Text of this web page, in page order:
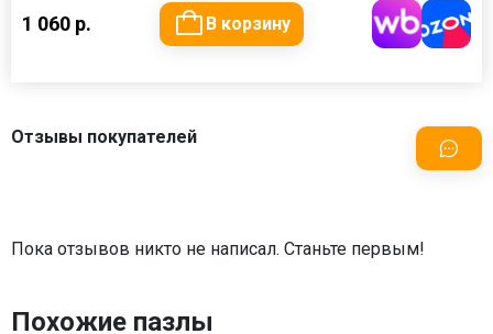
1 060 р. В корзину
Отзывы покупателей
Пока отзывов никто не написал. Станьте первым!
Похожие пазлы